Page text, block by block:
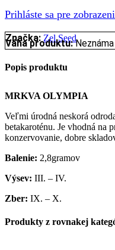
Prihláste sa pre
Značka: Zel Seed
Váha produktu:Neznáma
Popis produktu
MRKVA OLYMPIA
Veľmi úrodná neskorá
betakaroténu. Je vhodná na
konzervovanie, dobre
Balenie: 2,8gramov
Výsev: III. – IV.
Zber: IX. – X.
Produkty z rovnakej